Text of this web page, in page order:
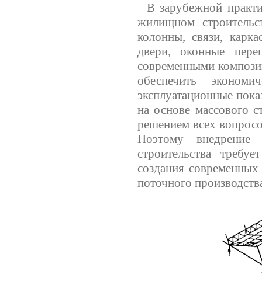
В зарубежной
жилищном
колонны, связи,
двери, оконные
современными
обеспечить
эксплуатационные
на основе массового
решением всех
Поэтому внедрение
строительства
создания
поточного